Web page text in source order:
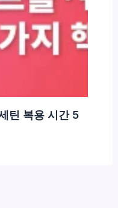
틴 복용 시간 5